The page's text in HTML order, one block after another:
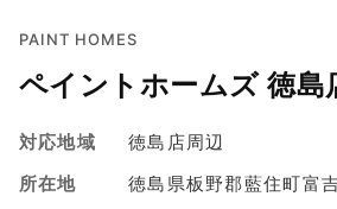
PAINT HOMES
ペイントホームズ 徳島
対応地域
徳島店周辺
所在地
徳島県板野郡藍住町富